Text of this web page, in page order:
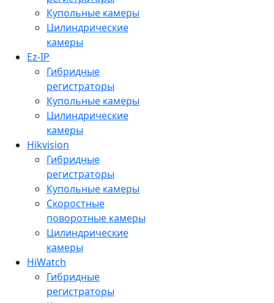
Купольные камеры
Цилиндрические
камеры
Ez-IP
Гибридные
регистраторы
Купольные камеры
Цилиндрические
камеры
Hikvision
Гибридные
регистраторы
Купольные камеры
Скоростные
поворотные камеры
Цилиндрические
камеры
HiWatch
Гибридные
регистраторы